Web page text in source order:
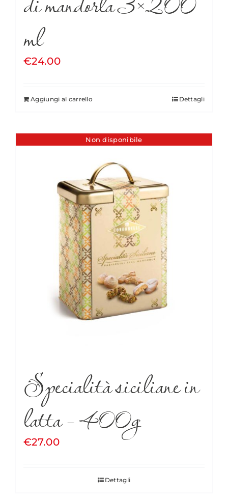
ml
€24.00
Aggiungi al carrello Dettagli
Non disponibile
Specialità siciliane in
latta – 400g
€27.00
Dettagli